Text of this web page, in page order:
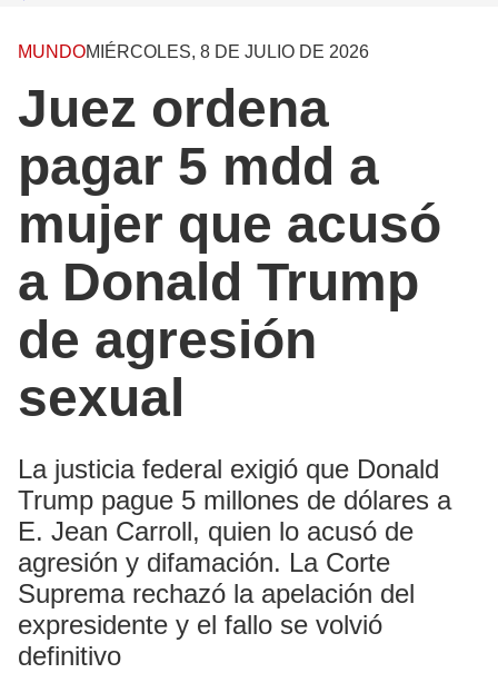
MUNDOMIÉRCOLES, 8 DE JULIO DE 2026
Juez ordena
pagar 5 mdd a
mujer que acusó
a Donald Trump
de agresión
sexual
La justicia federal exigió que Donald
Trump pague 5 millones de dólares a
E. Jean Carroll, quien lo acusó de
agresión y difamación. La Corte
Suprema rechazó la apelación del
expresidente y el fallo se volvió
definitivo